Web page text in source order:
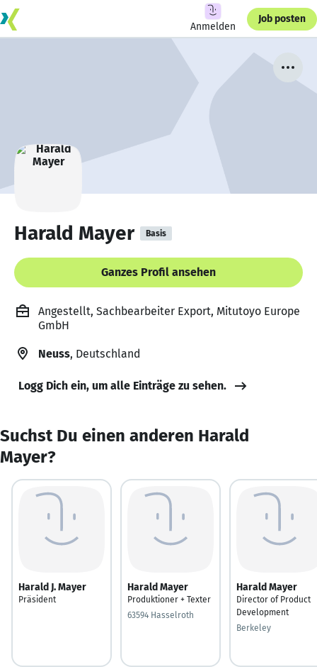
Anmelden
Job posten
Harald Mayer Basis
Ganzes Profil ansehen
Angestellt, Sachbearbeiter Export, Mitutoyo Europe
GmbH
Neuss, Deutschland
Logg Dich ein, um alle Einträge zu sehen.
Suchst Du einen anderen Harald
Mayer?
Harald J. Mayer
Präsident
Harald Mayer
Produktioner + Texter
63594 Hasselroth
Harald Mayer
Director of Product
Development
Berkeley